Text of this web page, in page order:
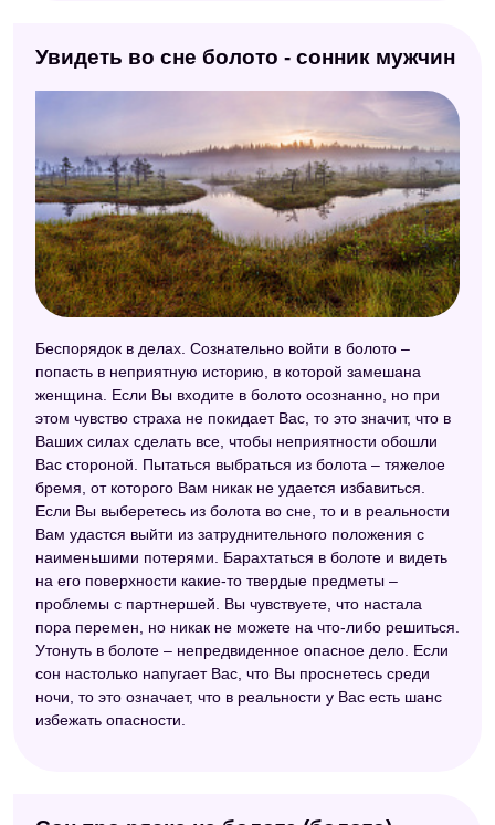
Увидеть во сне болото - сонник мужчин
Беспорядок в делах. Сознательно войти в болото –
попасть в неприятную историю, в которой замешана
женщина. Если Вы входите в болото осознанно, но при
этом чувство страха не покидает Вас, то это значит, что в
Ваших силах сделать все, чтобы неприятности обошли
Вас стороной. Пытаться выбраться из болота – тяжелое
бремя, от которого Вам никак не удается избавиться.
Если Вы выберетесь из болота во сне, то и в реальности
Вам удастся выйти из затруднительного положения с
наименьшими потерями. Барахтаться в болоте и видеть
на его поверхности какие-то твердые предметы –
проблемы с партнершей. Вы чувствуете, что настала
пора перемен, но никак не можете на что-либо решиться.
Утонуть в болоте – непредвиденное опасное дело. Если
сон настолько напугает Вас, что Вы проснетесь среди
ночи, то это означает, что в реальности у Вас есть шанс
избежать опасности.